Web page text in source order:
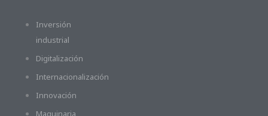
Inversión
industrial
Digitalización
Internacionalización
Innovación
Maquinaria